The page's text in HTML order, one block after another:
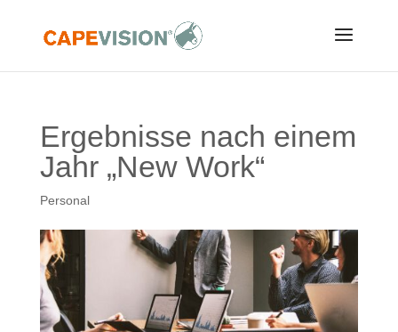
Ergebnisse nach einem
Jahr „New Work“
Personal